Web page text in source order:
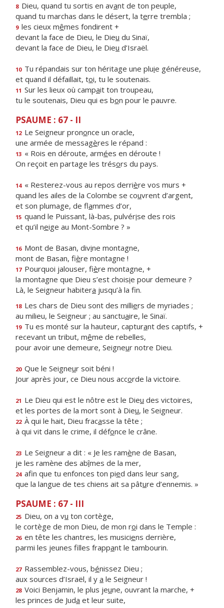
8 Dieu, quand tu sortis en avant de ton peuple,
quand tu marchas dans le désert, la terre trembla ;
9 les cieux mêmes fondirent +
devant la face de Dieu, le Dieu du Sinaï,
devant la face de Dieu, le Dieu d’Israël.
10 Tu répandais sur ton héritage une pluie généreuse,
et quand il défaillait, toi, tu le soutenais.
11 Sur les lieux où campait ton troupeau,
tu le soutenais, Dieu qui es bon pour le pauvre.
PSAUME : 67 - II
12 Le Seigneur prononce un oracle,
une armée de messagères le répand :
13 « Rois en déroute, armées en déroute !
On reçoit en partage les trésors du pays.
14 « Resterez-vous au repos derrière vos murs +
quand les ailes de la Colombe se couvrent d’argent,
et son plumage, de flammes d’or,
15 quand le Puissant, là-bas, pulvérise des rois
et qu’il neige au Mont-Sombre ? »
16 Mont de Basan, divine montagne,
mont de Basan, fière montagne !
17 Pourquoi jalouser, fière montagne, +
la montagne que Dieu s’est choisie pour demeure ?
Là, le Seigneur habitera jusqu’à la fin.
18 Les chars de Dieu sont des milliers de myriades ;
au milieu, le Seigneur ; au sanctuaire, le Sinaï.
19 Tu es monté sur la hauteur, capturant des captifs, +
recevant un tribut, même de rebelles,
pour avoir une demeure, Seigneur notre Dieu.
20 Que le Seigneur soit béni !
Jour après jour, ce Dieu nous accorde la victoire.
21 Le Dieu qui est le nôtre est le Dieu des victoires,
et les portes de la mort sont à Dieu, le Seigneur.
22 À qui le hait, Dieu fracasse la tête ;
à qui vit dans le crime, il défonce le crâne.
23 Le Seigneur a dit : « Je les ramène de Basan,
je les ramène des abîmes de la mer,
24 afin que tu enfonces ton pied dans leur sang,
que la langue de tes chiens ait sa pâture d’ennemis. »
PSAUME : 67 - III
25 Dieu, on a vu ton cortège,
le cortège de mon Dieu, de mon roi dans le Temple :
26 en tête les chantres, les musiciens derrière,
parmi les jeunes filles frappant le tambourin.
27 Rassemblez-vous, bénissez Dieu ;
aux sources d’Israël, il y a le Seigneur !
28 Voici Benjamin, le plus jeune, ouvrant la marche, +
les princes de Juda et leur suite,